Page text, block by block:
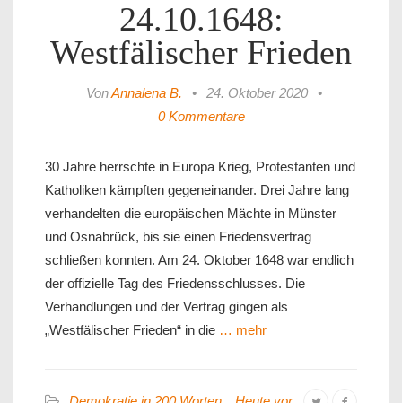
24.10.1648:
Westfälischer Frieden
VonAnnalena B. • 24. Oktober 2020
•
0 Kommentare
30 Jahre herrschte in Europa Krieg, Protestanten und
Katholiken kämpften gegeneinander. Drei Jahre lang
verhandelten die europäischen Mächte in Münster
und Osnabrück, bis sie einen Friedensvertrag
schließen konnten. Am 24. Oktober 1648 war endlich
der offizielle Tag des Friedensschlusses. Die
Verhandlungen und der Vertrag gingen als
„Westfälischer Frieden“ in die … mehr